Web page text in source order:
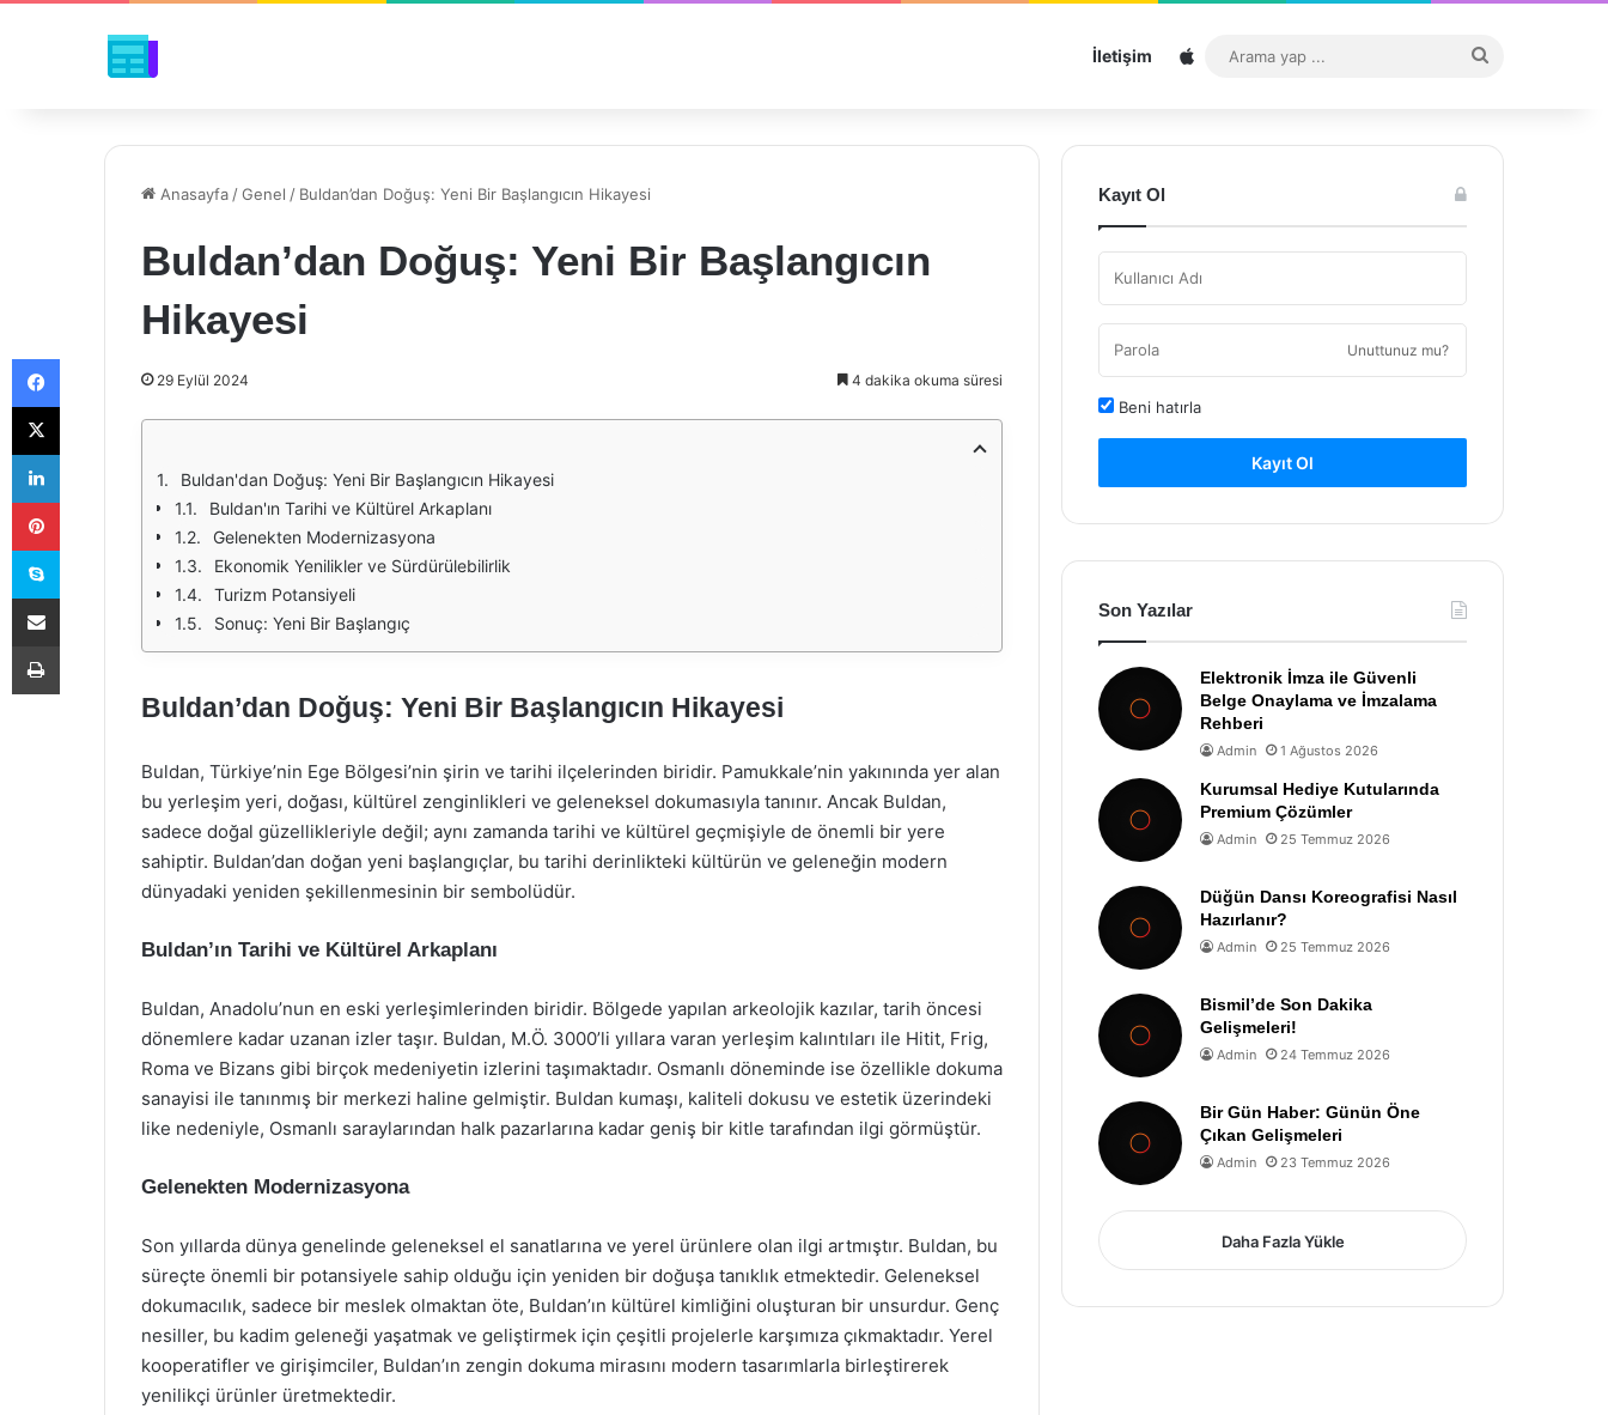
İletişim Sitemap
...
Anasayfa /Genel / Buldan’dan Doğuş: Yeni Bir Başlangıcın Hikayesi
Buldan’dan Doğuş: Yeni Bir Başlangıcın
Hikayesi
29 Eylül 2024 4 dakika okuma süresi
Buldan'dan Doğuş: Yeni Bir Başlangıcın Hikayesi
Buldan'ın Tarihi ve Kültürel Arkaplanı
Gelenekten Modernizasyona
Ekonomik Yenilikler ve Sürdürülebilirlik
Turizm Potansiyeli
Sonuç: Yeni Bir Başlangıç
Buldan’dan Doğuş: Yeni Bir Başlangıcın Hikayesi
Buldan, Türkiye’nin Ege Bölgesi’nin şirin ve tarihi ilçelerinden biridir. Pamukkale’nin yakınında yer alan
bu yerleşim yeri, doğası, kültürel zenginlikleri ve geleneksel dokumasıyla tanınır. Ancak Buldan,
sadece doğal güzellikleriyle değil; aynı zamanda tarihi ve kültürel geçmişiyle de önemli bir yere
sahiptir. Buldan’dan doğan yeni başlangıçlar, bu tarihi derinlikteki kültürün ve geleneğin modern
dünyadaki yeniden şekillenmesinin bir sembolüdür.
Buldan’ın Tarihi ve Kültürel Arkaplanı
Buldan, Anadolu’nun en eski yerleşimlerinden biridir. Bölgede yapılan arkeolojik kazılar, tarih öncesi
dönemlere kadar uzanan izler taşır. Buldan, M.Ö. 3000’li yıllara varan yerleşim kalıntıları ile Hitit, Frig,
Roma ve Bizans gibi birçok medeniyetin izlerini taşımaktadır. Osmanlı döneminde ise özellikle dokuma
sanayisi ile tanınmış bir merkezi haline gelmiştir. Buldan kumaşı, kaliteli dokusu ve estetik üzerindeki
like nedeniyle, Osmanlı saraylarından halk pazarlarına kadar geniş bir kitle tarafından ilgi görmüştür.
Gelenekten Modernizasyona
Son yıllarda dünya genelinde geleneksel el sanatlarına ve yerel ürünlere olan ilgi artmıştır. Buldan, bu
süreçte önemli bir potansiyele sahip olduğu için yeniden bir doğuşa tanıklık etmektedir. Geleneksel
dokumacılık, sadece bir meslek olmaktan öte, Buldan’ın kültürel kimliğini oluşturan bir unsurdur. Genç
nesiller, bu kadim geleneği yaşatmak ve geliştirmek için çeşitli projelerle karşımıza çıkmaktadır. Yerel
kooperatifler ve girişimciler, Buldan’ın zengin dokuma mirasını modern tasarımlarla birleştirerek
yenilikçi ürünler üretmektedir.
Kayıt Ol
Unuttunuz mu?
Beni hatırla
Kayıt Ol
Son Yazılar
Elektronik İmza ile Güvenli
Belge Onaylama ve İmzalama
Rehberi
Admin 1 Ağustos 2026
Kurumsal Hediye Kutularında
Premium Çözümler
Admin 25 Temmuz 2026
Düğün Dansı Koreografisi Nasıl
Hazırlanır?
Admin 25 Temmuz 2026
Bismil’de Son Dakika
Gelişmeleri!
Admin 24 Temmuz 2026
Bir Gün Haber: Günün Öne
Çıkan Gelişmeleri
Admin 23 Temmuz 2026
Daha Fazla Yükle
Facebook
X
LinkedIn
Pinterest
Skype
E-Posta ile paylaş